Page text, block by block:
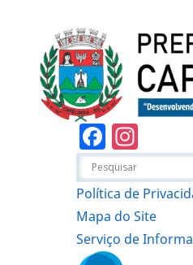
Política de
Mapa do Site
Serviço de